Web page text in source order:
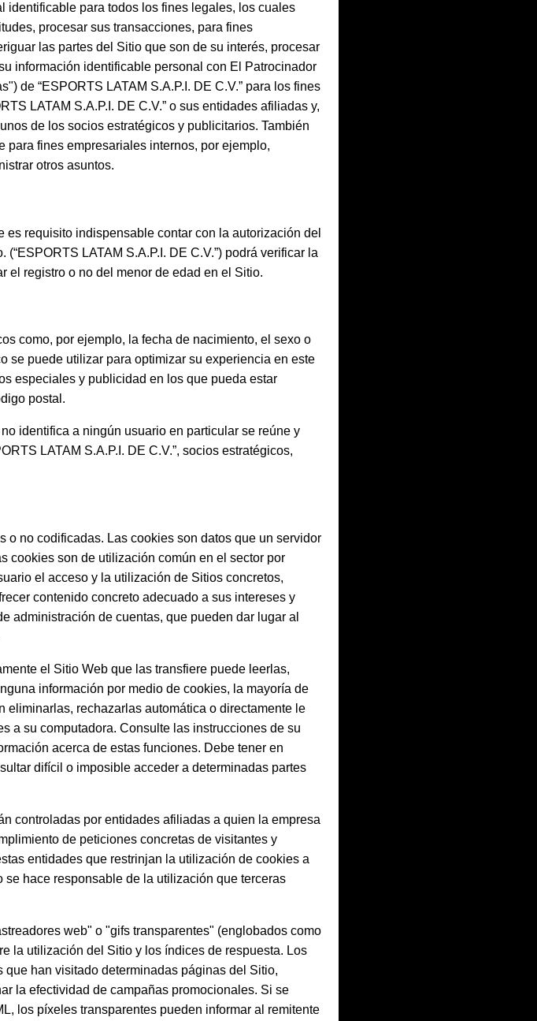
identificable para todos los fines legales, los cuales
procesar sus transacciones, para fines
las partes del Sitio que son de su interés, procesar
información identificable personal con El Patrocinador
de “ESPORTS LATAM S.A.P.I. DE C.V.” para los fines
LATAM S.A.P.I. DE C.V.” o sus entidades afiliadas y,
de los socios estratégicos y publicitarios. También
fines empresariales internos, por ejemplo,
otros asuntos.
requisito indispensable contar con la autorización del
LATAM S.A.P.I. DE C.V.”) podrá verificar la
el registro o no del menor de edad en el Sitio.
como, por ejemplo, la fecha de nacimiento, el sexo o
se puede utilizar para optimizar su experiencia en este
especiales y publicidad en los que pueda estar
postal.
identifica a ningún usuario en particular se reúne y
LATAM S.A.P.I. DE C.V.”, socios estratégicos,
no codificadas. Las cookies son datos que un servidor
cookies son de utilización común en el sector por
el acceso y la utilización de Sitios concretos,
contenido concreto adecuado a sus intereses y
administración de cuentas, que pueden dar lugar al
el Sitio Web que las transfiere puede leerlas,
información por medio de cookies, la mayoría de
eliminarlas, rechazarlas automática o directamente le
a su computadora. Consulte las instrucciones de su
acerca de estas funciones. Debe tener en
difícil o imposible acceder a determinadas partes
controladas por entidades afiliadas a quien la empresa
de peticiones concretas de visitantes y
entidades que restrinjan la utilización de cookies a
hace responsable de la utilización que terceras
web" o "gifs transparentes" (englobados como
la utilización del Sitio y los índices de respuesta. Los
han visitado determinadas páginas del Sitio,
la efectividad de campañas promocionales. Si se
los píxeles transparentes pueden informar al remitente